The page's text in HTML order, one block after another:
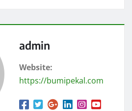
admin
Website:
https://bumipekal.com